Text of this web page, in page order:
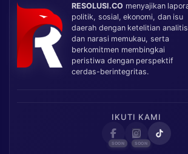
RESOLUSI.CO menyajikan
politik, sosial, ekonomi, dan isu
daerah dengan ketelitian analitis
dan narasi memukau, serta
berkomitmen membingkai
peristiwa dengan perspektif
cerdas-berintegritas.
IKUTI KAMI